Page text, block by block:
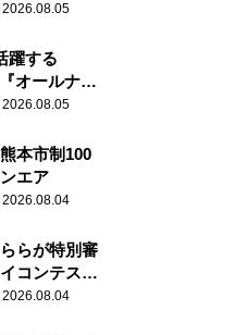
2026.08.05
躍する
オールナイ
』月替わり
2026.08.05
本市制100
エア
2026.08.04
らが特別審
コンテスト
たに伝え
2026.08.04